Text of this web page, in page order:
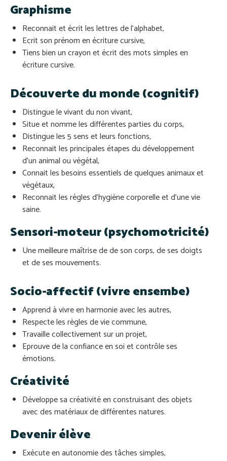
Graphisme
Reconnait et écrit les lettres de l’alphabet,
Ecrit son prénom en écriture cursive,
Tiens bien un crayon et écrit des mots simples en
écriture cursive.
Découverte du monde (cognitif)
Distingue le vivant du non vivant,
Situe et nomme les différentes parties du corps,
Distingue les 5 sens et leurs fonctions,
Reconnait les principales étapes du développement
d’un animal ou végétal,
Connait les besoins essentiels de quelques animaux et
végétaux,
Reconnait les règles d’hygiène corporelle et d’une vie
saine.
Sensori-moteur (psychomotricité)
Une meilleure maîtrise de de son corps, de ses doigts
et de ses mouvements.
Socio-affectif (vivre ensembe)
Apprend à vivre en harmonie avec les autres,
Respecte les règles de vie commune,
Travaille collectivement sur un projet,
Eprouve de la confiance en soi et contrôle ses
émotions.
Créativité
Développe sa créativité en construisant des objets
avec des matériaux de différentes natures.
Devenir élève
Exécute en autonomie des tâches simples,